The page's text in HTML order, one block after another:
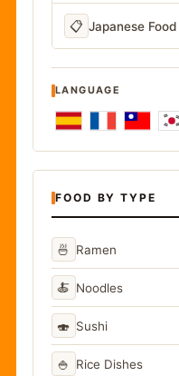
📋 Japanese
LANGUAGE
FOOD BY TYPE
🍜 Ramen
🍝 Noodles
🍣 Sushi
🍚 Rice Dishes